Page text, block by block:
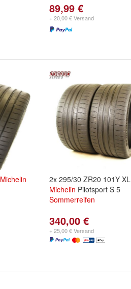
89,99 €
+ 20,00 € Versand
Michelin
2x 295/30 ZR20 101Y XL
Michelin Pilotsport S 5
Sommerreifen
340,00 €
+ 25,00 € Versand